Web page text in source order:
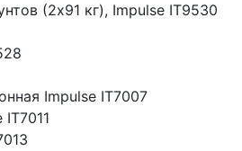
(2х91 кг), Impulse IT9530
Impulse IT7007